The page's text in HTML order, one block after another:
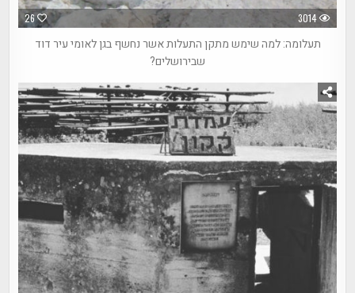
26 3014
תעלומה: למה שימש מתקן התעלות אשר נחשף בגן לאומי עיר דוד
שבירושלים?